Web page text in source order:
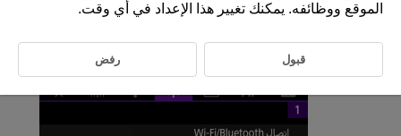
يمكنك تعطيل وظائفWi-Fi و Bluetooth بشكل مؤقت.
:
الموقع ووظائفه. يمكنك تغيير هذا الإعداد في أي وقت.
قبول رفض